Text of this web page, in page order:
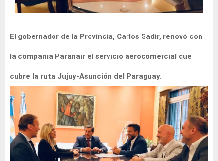
El gobernador de la Provincia, Carlos Sadir, renovó con
la compañía Paranair el servicio aerocomercial que
cubre la ruta Jujuy-Asunción del Paraguay.